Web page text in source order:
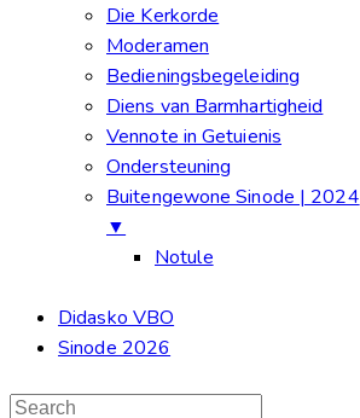
Die Kerkorde
Moderamen
Bedieningsbegeleiding
Diens van Barmhartigheid
Vennote in Getuienis
Ondersteuning
Buitengewone Sinode | 2024
▼
Notule
Didasko VBO
Sinode 2026